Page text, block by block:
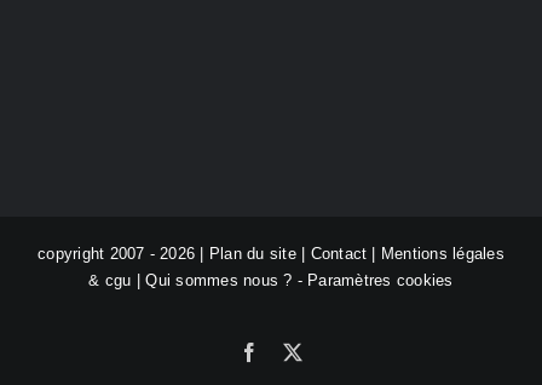
copyright 2007 - 2026 | Plan du site| Contact
Mentions légales
& cgu |Qui sommes nous ? - Paramètres cookies
Facebook